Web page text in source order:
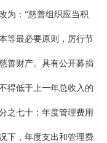
为：“慈善组织应当积
等最必要原则，厉行节
善财产。具有公开募捐
得低于上一年总收入的
之七十；年度管理费用
下，年度支出和管理费